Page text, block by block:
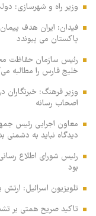
وزیر راه و شهرسازی:
فیدان: ایران هدف
پاکستان می پیوندد
رئیس سازمان حفاظت
خلیج فارس را مطالبه‌
وزیر فرهنگ: خبرنگاران
اصحاب رسانه
معاون اجرایی رئیس
دیدگاه نباید به دشمنی
رئیس شورای اطلاع
بود
تلویزیون اسرائیل:
تاکید صریح همتی بر